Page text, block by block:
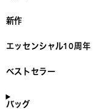
新作
エッセンシャル10周年
ベストセラー
バッグ